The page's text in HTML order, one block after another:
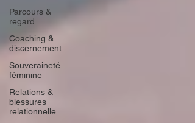
Parcours &
regard
Coaching &
discernement
Souveraineté
féminine
Relations &
blessures
relationnelle